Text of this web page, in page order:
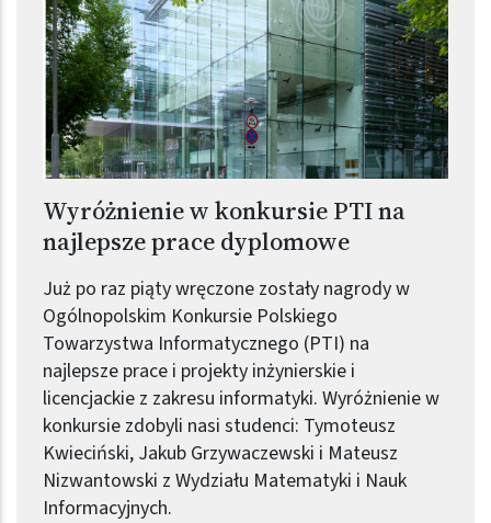
Wyróżnienie w konkursie PTI na
najlepsze prace dyplomowe
Już po raz piąty wręczone zostały nagrody w
Ogólnopolskim Konkursie Polskiego
Towarzystwa Informatycznego (PTI) na
najlepsze prace i projekty inżynierskie i
licencjackie z zakresu informatyki. Wyróżnienie w
konkursie zdobyli nasi studenci: Tymoteusz
Kwieciński, Jakub Grzywaczewski i Mateusz
Nizwantowski z Wydziału Matematyki i Nauk
Informacyjnych.